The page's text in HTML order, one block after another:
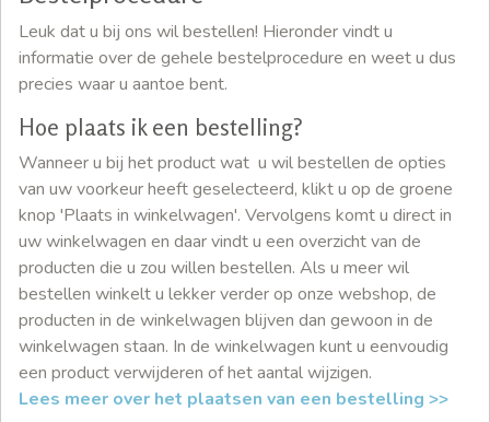
Leuk dat u bij ons wil bestellen! Hieronder vindt u
informatie over de gehele bestelprocedure en weet u dus
precies waar u aantoe bent.
Hoe plaats ik een bestelling?
Wanneer u bij het product wat u wil bestellen de opties
van uw voorkeur heeft geselecteerd, klikt u op de groene
knop 'Plaats in winkelwagen'. Vervolgens komt u direct in
uw winkelwagen en daar vindt u een overzicht van de
producten die u zou willen bestellen. Als u meer wil
bestellen winkelt u lekker verder op onze webshop, de
producten in de winkelwagen blijven dan gewoon in de
winkelwagen staan. In de winkelwagen kunt u eenvoudig
een product verwijderen of het aantal wijzigen.
Lees meer over het plaatsen van een bestelling >>